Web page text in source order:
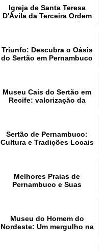
Igreja de Santa Teresa
D'Ávila da Terceira Ordem
do Carmo e sua História
Triunfo: Descubra o Oásis
do Sertão em Pernambuco
Museu Cais do Sertão em
Recife: valorização da
Sertão de Pernambuco:
Cultura e Tradições Locais
Melhores Praias de
Pernambuco e Suas
Museu do Homem do
Nordeste: Um mergulho na